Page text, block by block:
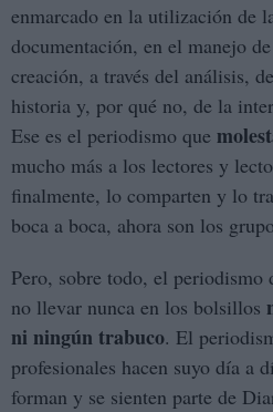
enmarcado en la utilización de
documentación, en el manejo
creación, a través del análisis,
historia y, por qué no, de la
Ese es el periodismo que
mucho más a los lectores y
finalmente, lo comparten y lo
boca a boca, ahora son los
Pero, sobre todo, el periodismo
no llevar nunca en los bolsillos
ni ningún trabuco. El
profesionales hacen suyo día a
forman y se sienten parte de